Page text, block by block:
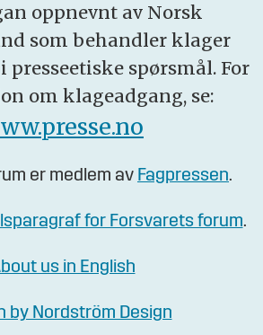
oppnevnt av Norsk
som behandler klager
presseetiske spørsmål. For
om klageadgang, se:
er medlem av Fagpressen.
for Forsvarets forum.
us in English
by Nordström Design